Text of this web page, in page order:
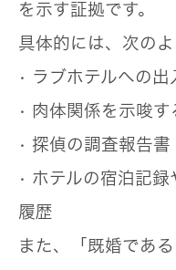
を示す証拠です。
具体的には、次の
• ラブホテルへの
• 肉体関係を示唆
• 探偵の調査報告書
• ホテルの宿泊記
履歴
また、「既婚であ